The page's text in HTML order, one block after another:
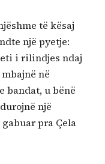
të kësaj
një pyetje:
i rilindjes ndaj
në
bandat, u bënë
një
pra Çela